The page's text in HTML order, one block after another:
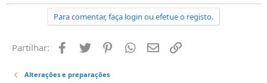
Para comentar, faça login ou efetue o registo.
Partilhar: Facebook
Twitter PinterestWhatsapp
Email
Alterações e preparações